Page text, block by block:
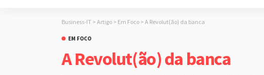
Business-IT > Artigo > Em Foco > A Revolut(ão) da banca
EM FOCO
A Revolut(ão) da banca